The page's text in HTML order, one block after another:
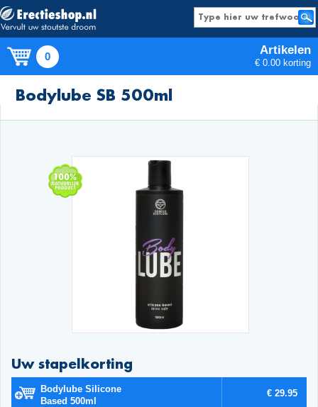
0 Artikelen
€ 0.00 korting
Producten
Bodylube SB 500ml
Uw stapelkorting
Bodylube Silicone
Based 500ml
€ 29.95